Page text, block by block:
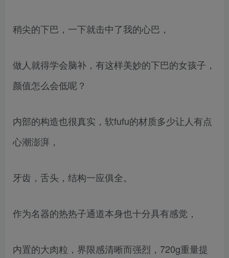
稍尖的下巴，一下就击中了我的心巴，
做人就得学会脑补，有这样美妙的下巴的女孩子，
颜值怎么会低呢？
内部的构造也很真实，软fufu的材质多少让人有点
心潮澎湃，
牙齿，舌头，结构一应俱全。
作为名器的热热子通道本身也十分具有感觉，
内置的大肉粒，界限感清晰而强烈，720g重量提